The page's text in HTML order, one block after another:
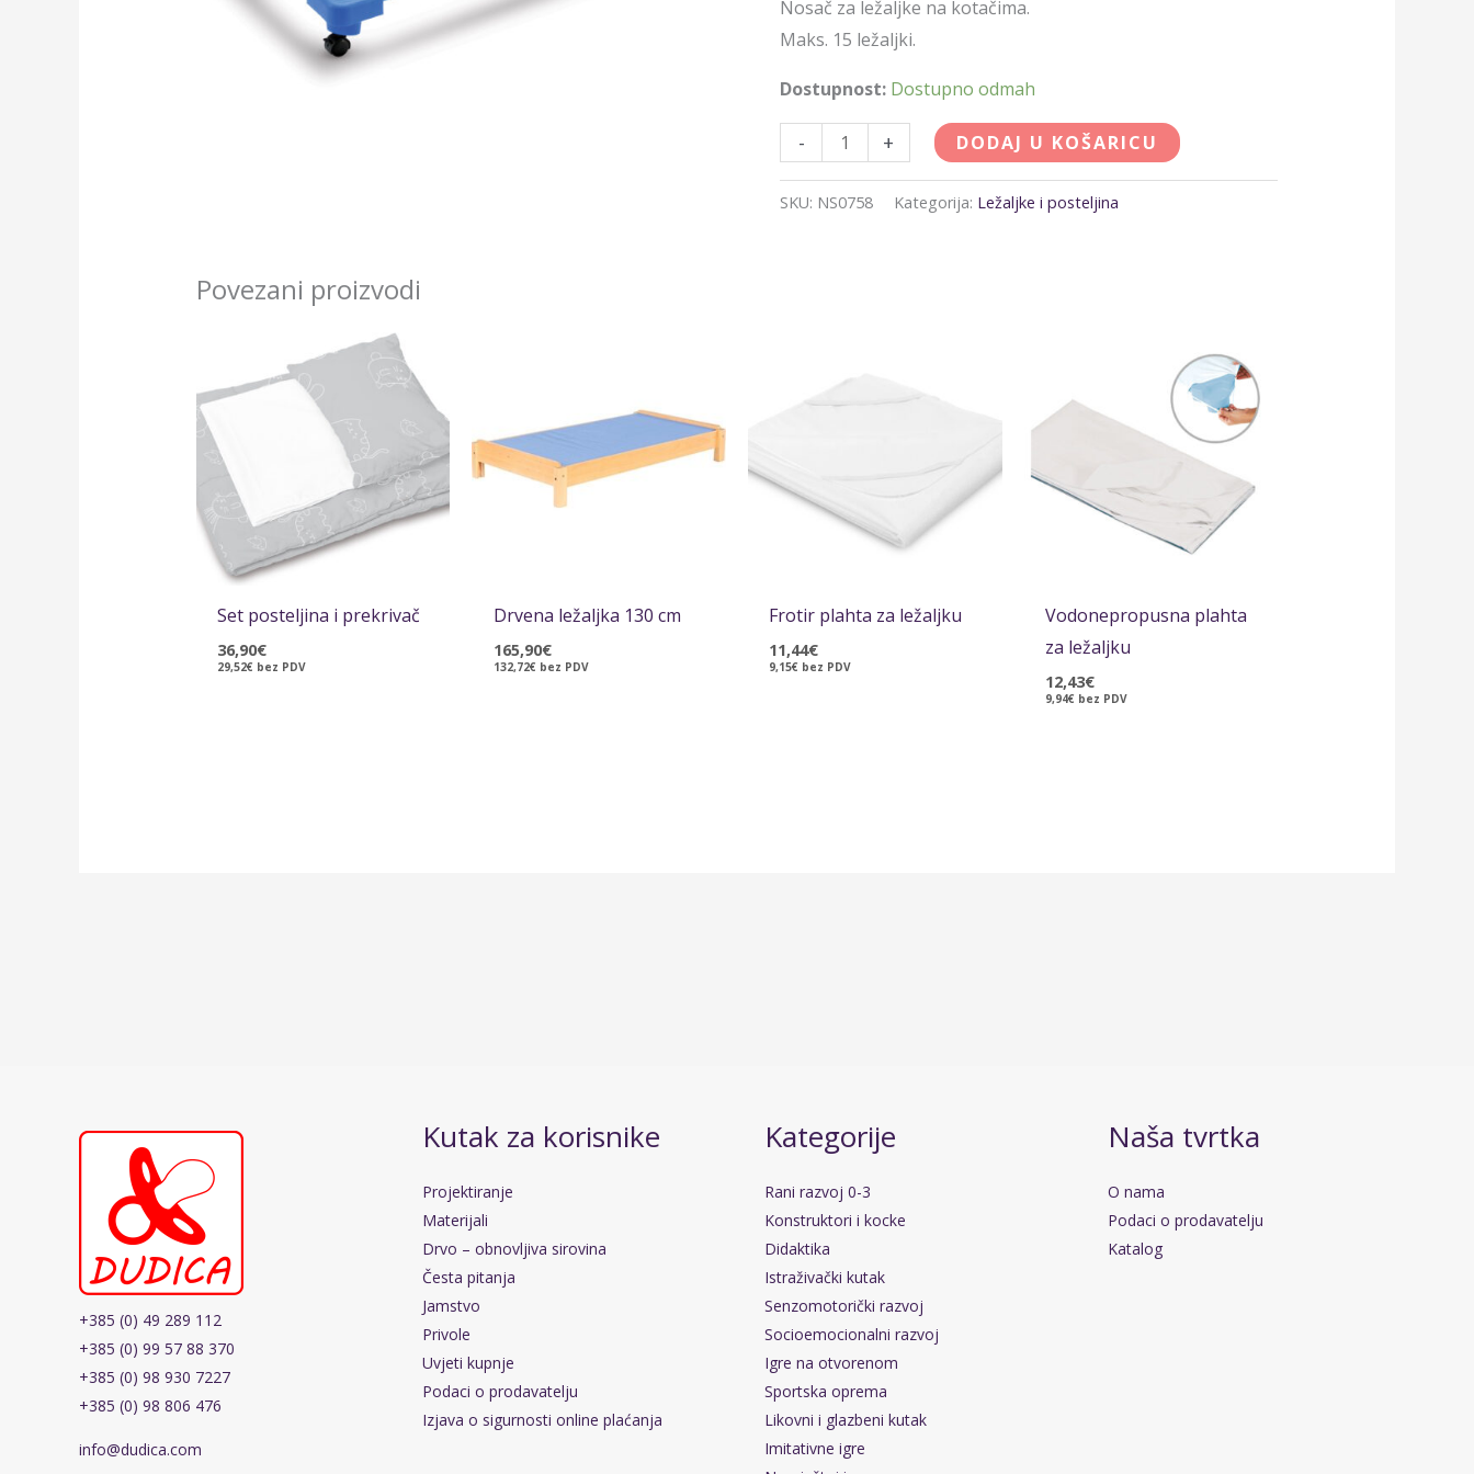
Nosač za ležaljke na kotačima.
Maks. 15 ležaljki.
Dostupnost: Dostupno odmah
- + DODAJ U KOŠARICU
SKU: NS0758 Kategorija: Ležaljke i posteljina
Povezani proizvodi
Set posteljina i prekrivač
36,90€
29,52€ bez PDV
Drvena ležaljka 130 cm
165,90€
132,72€ bez PDV
Frotir plahta za ležaljku
11,44€
9,15€ bez PDV
Vodonepropusna plahta
za ležaljku
12,43€
9,94€ bez PDV
+385 (0) 49 289 112
+385 (0) 99 57 88 370
+385 (0) 98 930 7227
+385 (0) 98 806 476
info@dudica.com
Kutak za korisnike
Projektiranje
Materijali
Drvo – obnovljiva sirovina
Česta pitanja
Jamstvo
Privole
Uvjeti kupnje
Podaci o prodavatelju
Izjava o sigurnosti online plaćanja
Kategorije
Rani razvoj 0-3
Konstruktori i kocke
Didaktika
Istraživački kutak
Senzomotorički razvoj
Socioemocionalni razvoj
Igre na otvorenom
Sportska oprema
Likovni i glazbeni kutak
Imitativne igre
Naša tvrtka
O nama
Podaci o prodavatelju
Katalog